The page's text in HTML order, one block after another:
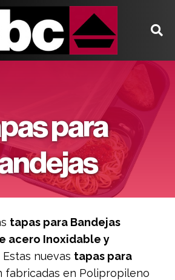
para
tapas para Bandejas
acero Inoxidable y
Estas nuevas tapas para
fabricadas en Polipropileno